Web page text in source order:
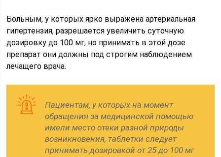
Больным, у которых ярко выражена артериальная
гипертензия, разрешается увеличить суточную
дозировку до 100 мг, но принимать в этой дозе
препарат они должны под строгим наблюдением
лечащего врача.
Пациентам, у которых на момент
обращения за медицинской помощью
имели место отеки разной природы
возникновения, таблетки следует
принимать дозировкой от 25 до 100 мг